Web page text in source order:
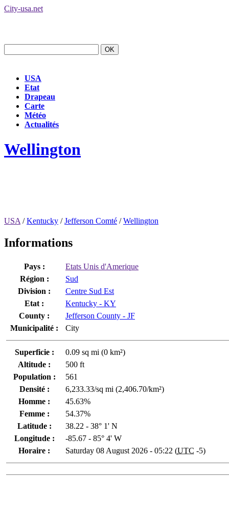
City-usa.net
USA
Etat
Drapeau
Carte
Météo
Actualités
Wellington
USA /Kentucky /Jefferson Comté /Wellington
Informations
Pays :
Etats Unis d'Amerique
Région :
Sud
Division :
Centre Sud Est
Etat :
Kentucky - KY
County :
Jefferson County - JF
Municipalité :
City
Superficie :
0.09 sq mi (0 km²)
Altitude :
500 ft
Population :
561
Densité :
6,233.33/sq mi (2,406.70/km²)
Homme :
45.63%
Femme :
54.37%
Latitude :
38.22 - 38° 1' N
Longitude :
-85.67 - 85° 4' W
Horaire :
Saturday 08 August 2026 - 05:22 (UTC -5)